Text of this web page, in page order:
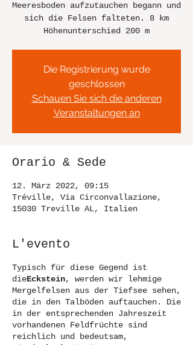
Meeresboden aufzutauchen begann und
sich die Felsen falteten. 8 km
Höhenunterschied 200 m
Die Registrierung wurde
geschlossen
Schauen Sie sich die anderen
Veranstaltungen an
Orario & Sede
12. März 2022, 09:15
Tréville, Via Circonvallazione,
15030 Treville AL, Italien
L'evento
Typisch für diese Gegend ist
dieEckstein, werden wir lehmige
Mergelfelsen aus der Tiefsee sehen,
die in den Talböden auftauchen. Die
in der entsprechenden Jahreszeit
vorhandenen Feldfrüchte sind
reichlich und bedeutsam,